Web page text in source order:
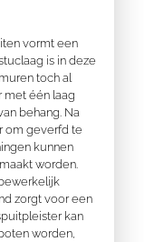
vormt een
is in deze
toch al
met één laag
behang. Na
om geverfd te
kunnen
worden.
zorgt voor een
kan
worden,